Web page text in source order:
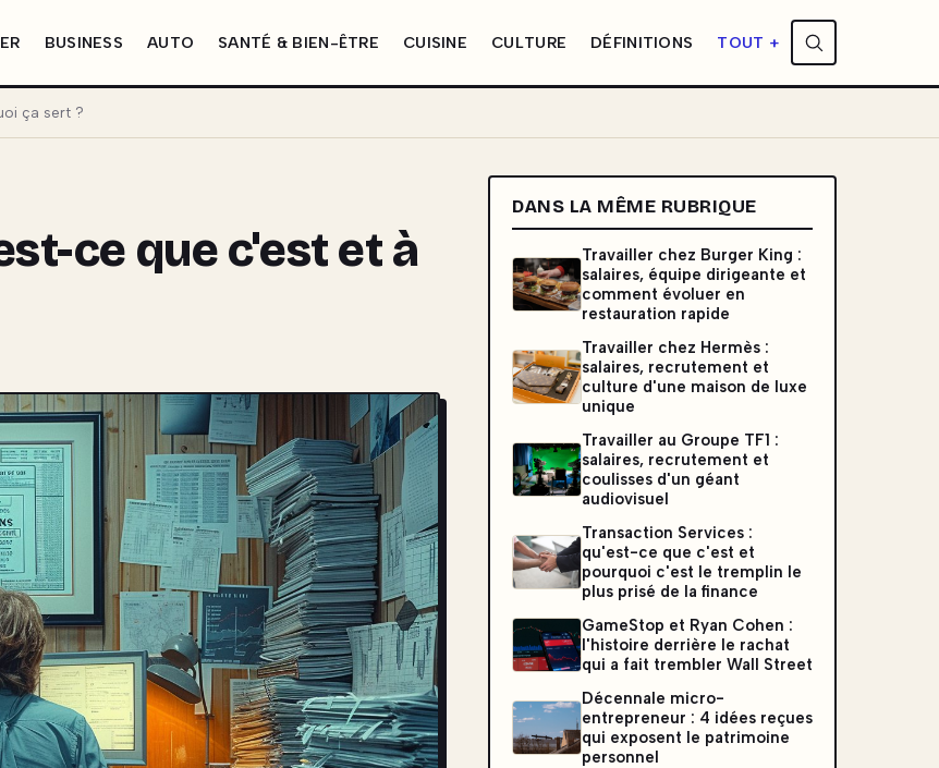
BUSINESS AUTO SANTÉ & BIEN-ÊTRE CUISINE CULTURE DÉFINITIONS TOUT +
ça sert ?
ce que c'est et à
DANS LA MÊME RUBRIQUE
Travailler chez Burger King :
salaires, équipe dirigeante et
comment évoluer en
restauration rapide
Travailler chez Hermès :
salaires, recrutement et
culture d'une maison de luxe
unique
Travailler au Groupe TF1 :
salaires, recrutement et
coulisses d'un géant
audiovisuel
Transaction Services :
qu'est-ce que c'est et
pourquoi c'est le tremplin le
plus prisé de la finance
GameStop et Ryan Cohen :
l'histoire derrière le rachat
qui a fait trembler Wall Street
Décennale micro-
entrepreneur : 4 idées reçues
qui exposent le patrimoine
personnel